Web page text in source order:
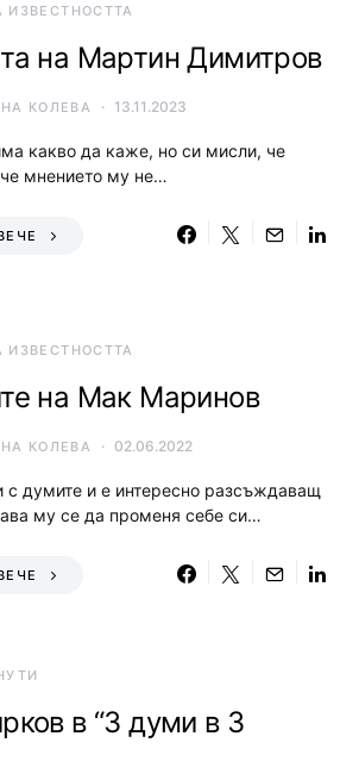
ИЗВЕСТНОСТТА
на Мартин Димитров
КОЛЕВА 13.11.2023
какво да каже, но си мисли, че
мнението му не…
ИЗВЕСТНОСТТА
на Мак Маринов
КОЛЕВА 02.06.2022
с думите и е интересно разсъждаващ
му се да променя себе си…
в “3 думи в 3